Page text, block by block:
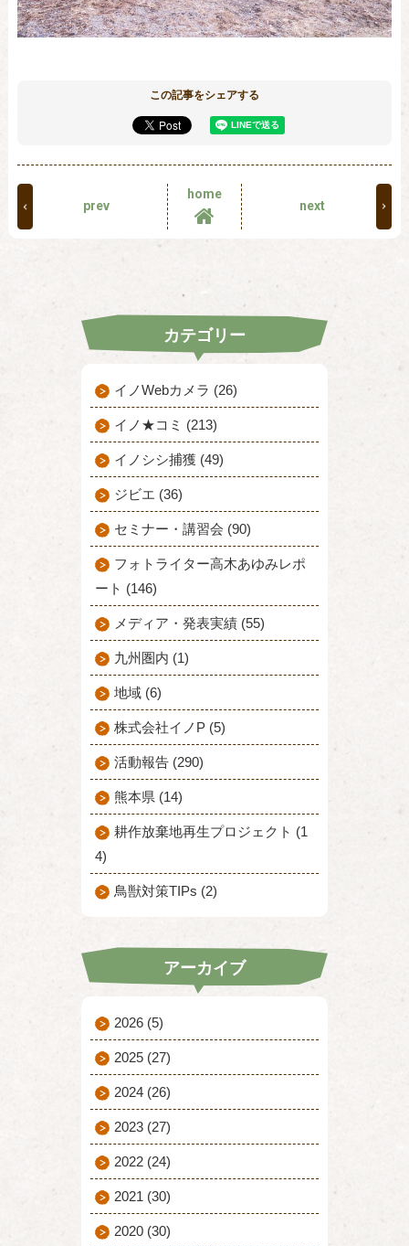
この記事をシェアする
prev
home
next
カテゴリー
イノWebカメラ (26)
イノ★コミ (213)
イノシシ捕獲 (49)
ジビエ (36)
セミナー・講習会 (90)
フォトライター高木あゆみレポ
ート (146)
メディア・発表実績 (55)
九州圏内 (1)
地域 (6)
株式会社イノP (5)
活動報告 (290)
熊本県 (14)
耕作放棄地再生プロジェクト (1
4)
鳥獣対策TIPs (2)
アーカイブ
2026 (5)
2025 (27)
2024 (26)
2023 (27)
2022 (24)
2021 (30)
2020 (30)